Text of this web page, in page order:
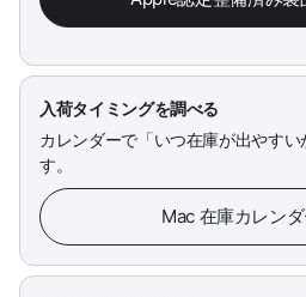
入荷タイミングを調べる
カレンダーで「いつ在庫が出やす
す。
Mac 在庫カレン